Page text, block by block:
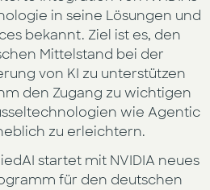
in seine Lösungen und
bekannt. Ziel ist es, den
Mittelstand bei der
von KI zu unterstützen
den Zugang zu wichtigen
wie Agentic
zu erleichtern.
startet mit NVIDIA neues
für den deutschen